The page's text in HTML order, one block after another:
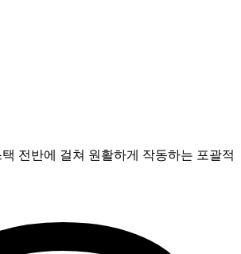
전반에 걸쳐 원활하게 작동하는 포괄적